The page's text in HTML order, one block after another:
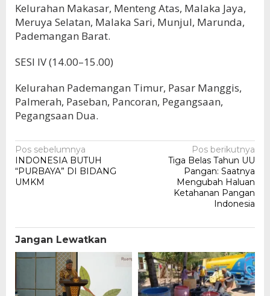
Kelurahan Makasar, Menteng Atas, Malaka Jaya,
Meruya Selatan, Malaka Sari, Munjul, Marunda,
Pademangan Barat.
SESI IV (14.00–15.00)
Kelurahan Pademangan Timur, Pasar Manggis,
Palmerah, Paseban, Pancoran, Pegangsaan,
Pegangsaan Dua.
Navigasi
pos
Pos sebelumnya
INDONESIA BUTUH
“PURBAYA” DI BIDANG
UMKM
Pos berikutnya
Tiga Belas Tahun UU
Pangan: Saatnya
Mengubah Haluan
Ketahanan Pangan
Indonesia
Jangan Lewatkan